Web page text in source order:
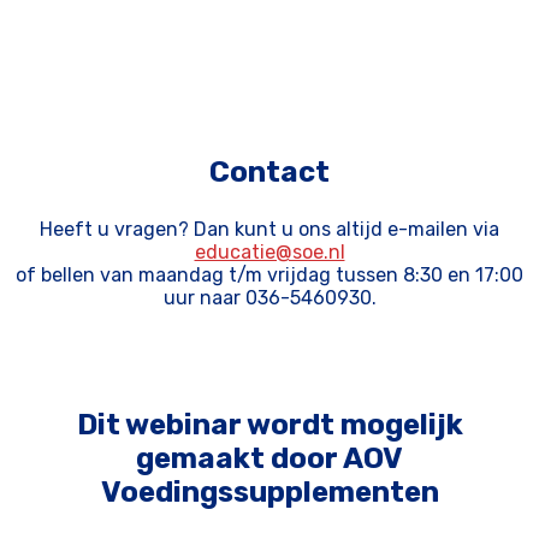
Contact
Heeft u vragen? Dan kunt u ons altijd e-mailen via
educatie@soe.nl
of bellen van maandag t/m vrijdag tussen 8:30 en 17:00
uur naar 036-5460930.
Dit webinar wordt mogelijk
gemaakt door AOV
Voedingssupplementen